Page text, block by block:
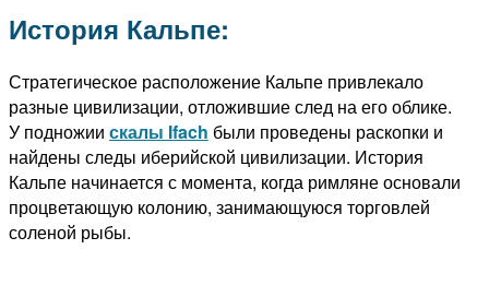
История Кальпе:
Стратегическое расположение Кальпе привлекало
разные цивилизации, отложившие след на его облике.
У подножии скалы Ifach были проведены раскопки и
найдены следы иберийской цивилизации. История
Кальпе начинается с момента, когда римляне основали
процветающую колонию, занимающуюся торговлей
соленой рыбы.